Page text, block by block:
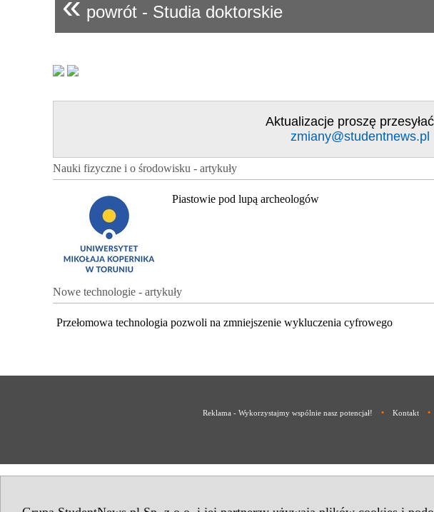
powrót - Studia doktorskie
Aktualizacje proszę
zmiany@studentnews.pl
Nauki fizyczne i o środowisku - artykuły
Piastowie pod lupą archeologów
Nowe technologie - artykuły
Przełomowa technologia pozwoli na zmniejszenie wykluczenia cyfrowego
Reklama - Wykorzystajmy wspólnie nasz potencjał! • Kontakt •